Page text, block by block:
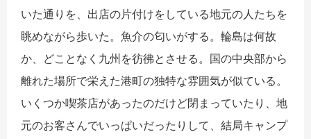
いた通りを、出店の片付けをしている地元の人たちを
眺めながら歩いた。魚介の匂いがする。輪島は何故
か、どことなく九州を彷彿とさせる。国の中央部から
離れた場所で栄えた港町の独特な雰囲気が似ている。
いくつか喫茶店があったのだけど閉まっていたり、地
元のお客さんでいっぱいだったりして、結局キャンプ